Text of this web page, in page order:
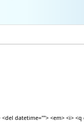
datetime=""> <em> <i> <q